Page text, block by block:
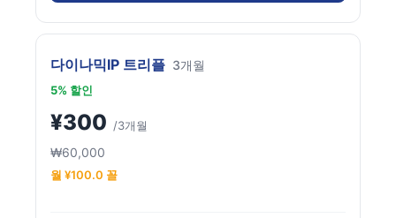
다이나믹IP 트리플 3개월
5% 할인
¥300 /3개월
₩60,000
월 ¥100.0 꼴